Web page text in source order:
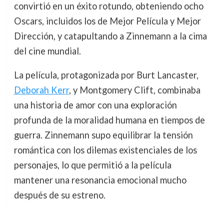
convirtió en un éxito rotundo, obteniendo ocho
Oscars, incluidos los de Mejor Película y Mejor
Dirección, y catapultando a Zinnemann a la cima
del cine mundial.
La película, protagonizada por Burt Lancaster,
Deborah Kerr, y Montgomery Clift, combinaba
una historia de amor con una exploración
profunda de la moralidad humana en tiempos de
guerra. Zinnemann supo equilibrar la tensión
romántica con los dilemas existenciales de los
personajes, lo que permitió a la película
mantener una resonancia emocional mucho
después de su estreno.